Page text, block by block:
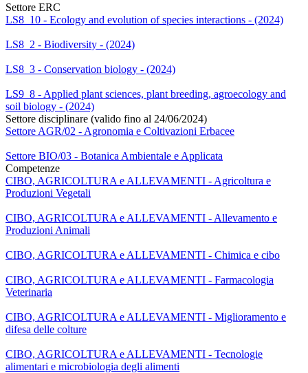
Settore ERC
LS8_10 - Ecology and evolution of species interactions - (2024)
LS8_2 - Biodiversity - (2024)
LS8_3 - Conservation biology - (2024)
LS9_8 - Applied plant sciences, plant breeding, agroecology and
soil biology - (2024)
Settore disciplinare (valido fino al 24/06/2024)
Settore AGR/02 - Agronomia e Coltivazioni Erbacee
Settore BIO/03 - Botanica Ambientale e Applicata
Competenze
CIBO, AGRICOLTURA e ALLEVAMENTI - Agricoltura e
Produzioni Vegetali
CIBO, AGRICOLTURA e ALLEVAMENTI - Allevamento e
Produzioni Animali
CIBO, AGRICOLTURA e ALLEVAMENTI - Chimica e cibo
CIBO, AGRICOLTURA e ALLEVAMENTI - Farmacologia
Veterinaria
CIBO, AGRICOLTURA e ALLEVAMENTI - Miglioramento e
difesa delle colture
CIBO, AGRICOLTURA e ALLEVAMENTI - Tecnologie
alimentari e microbiologia degli alimenti